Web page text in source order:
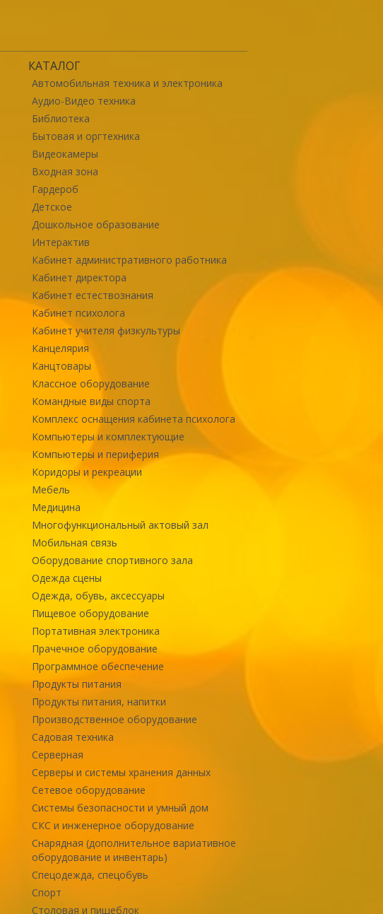
КАТАЛОГ
Автомобильная техника и электроника
Аудио-Видео техника
Библиотека
Бытовая и оргтехника
Видеокамеры
Входная зона
Гардероб
Детское
Дошкольное образование
Интерактив
Кабинет административного работника
Кабинет директора
Кабинет естествознания
Кабинет психолога
Кабинет учителя физкультуры
Канцелярия
Канцтовары
Классное оборудование
Командные виды спорта
Комплекс оснащения кабинета психолога
Компьютеры и комплектующие
Компьютеры и периферия
Коридоры и рекреации
Мебель
Медицина
Многофункциональный актовый зал
Мобильная связь
Оборудование спортивного зала
Одежда сцены
Одежда, обувь, аксессуары
Пищевое оборудование
Портативная электроника
Прачечное оборудование
Программное обеспечение
Продукты питания
Продукты питания, напитки
Производственное оборудование
Садовая техника
Серверная
Серверы и системы хранения данных
Сетевое оборудование
Системы безопасности и умный дом
СКС и инженерное оборудование
Снарядная (дополнительное вариативное
оборудование и инвентарь)
Спецодежда, спецобувь
Спорт
Столовая и пищеблок